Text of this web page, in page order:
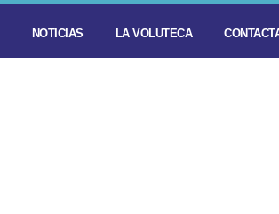
NOTICIAS LA VOLUTECA